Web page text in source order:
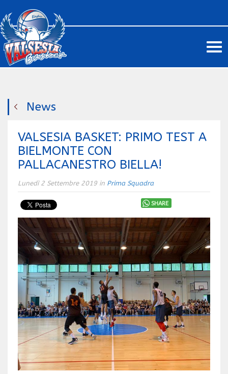
News
VALSESIA BASKET: PRIMO TEST A
BIELMONTE CON
PALLACANESTRO BIELLA!
Lunedì 2 Settembre 2019 in Prima Squadra
SHARE